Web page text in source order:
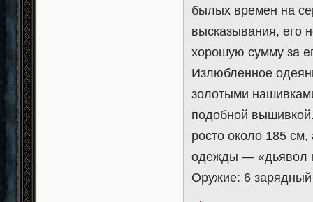
былых времен на
высказывания, его
хорошую сумму за
Излюбленное
золотыми
подобной
росто около 185
одежды — «дьявол
Оружие: 6 зарядный